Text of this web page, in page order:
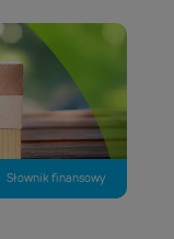
Słownik finansowy